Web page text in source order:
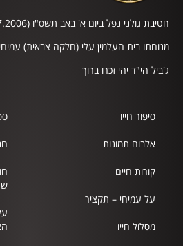
מנוחתו בית העלמין עלי (חלקה צבאית)
ג'ביל הי"ד יהי זכרו ברוך
סיפור חייו
אלבום תמונות
קורות חיים
על עמיחי – תקציר
מסלול חייו